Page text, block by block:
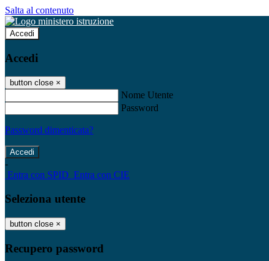
Salta al contenuto
Accedi
Accedi
button close ×
Nome Utente
Password
Password dimenticata?
-
Entra con SPID Entra con CIE
Seleziona utente
button close ×
Recupero password